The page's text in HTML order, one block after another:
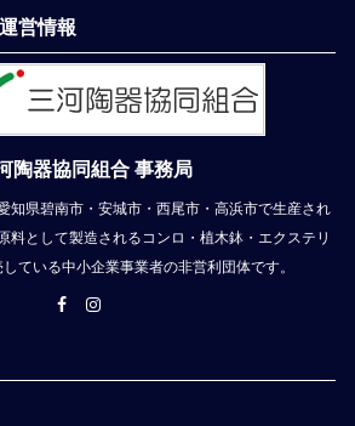
営情報
陶器協同組合 事務局
知県碧南市・安城市・西尾市・高浜市で生産され
料として製造されるコンロ・植木鉢・エクステリ
ている中小企業事業者の非営利団体です。